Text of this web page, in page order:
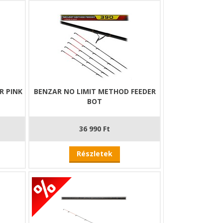
amit csak nagyon kevés pálca, ugyanis ez
már csak az, hogy hogyan kivitelezhető
90 grammos dobósúlyával abszolút ideális
hal, hiszen a blank egészen kiválóan
rendszer, amely 30 centi tartalékot rejt.
hosszú, ha azonban kihúzzuk a
megoldásokat, amelyek nem szokványosak,
az ideális eszközt azok a sporttársak
PINK
BENZAR NO LIMIT METHOD FEEDER
BOT
36 990 Ft
Részletek